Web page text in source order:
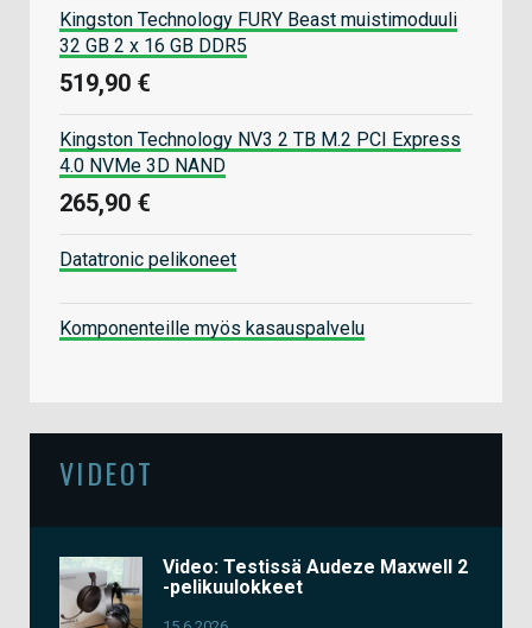
Kingston Technology FURY Beast muistimoduuli
32 GB 2 x 16 GB DDR5
519,90 €
Kingston Technology NV3 2 TB M.2 PCI Express
4.0 NVMe 3D NAND
265,90 €
Datatronic pelikoneet
Komponenteille myös kasauspalvelu
VIDEOT
Video: Testissä Audeze Maxwell 2
-pelikuulokkeet